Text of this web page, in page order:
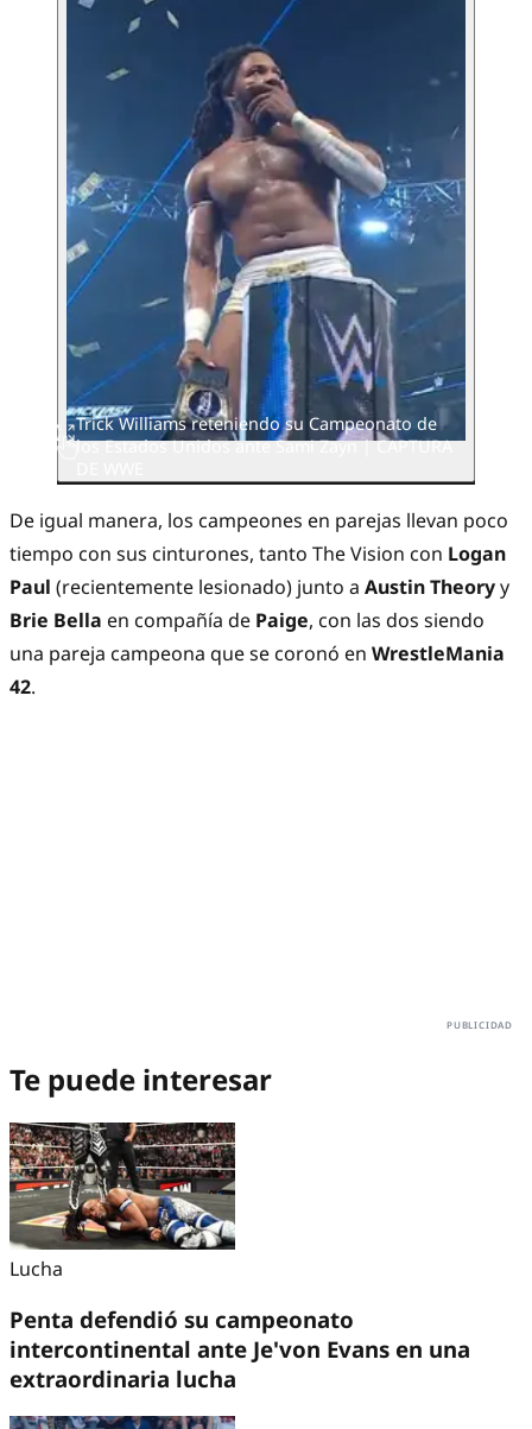
Trick Williams reteniendo su Campeonato de
los Estados Unidos ante Sami Zayn| CAPTURA
De igual manera, los campeones en parejas llevan poco
tiempo con sus cinturones, tanto The Vision con Logan
Paul (recientemente lesionado) junto a AustinTheoryy
Brie Bella en compañía de Paige, con las dos siendo
una pareja campeona que se coronó en WrestleMania
42.
Te puede interesar
Lucha
Penta defendió su campeonato
intercontinental ante Je'von Evans en una
extraordinaria lucha